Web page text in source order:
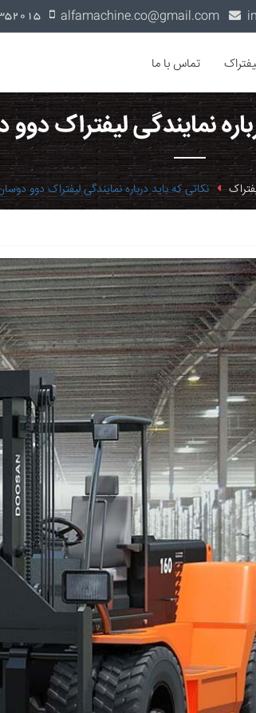
تماس با ما
نمایندگی لیفتراک دوو
نکاتی که باید درباره نمایندگی لیفتراک دوو